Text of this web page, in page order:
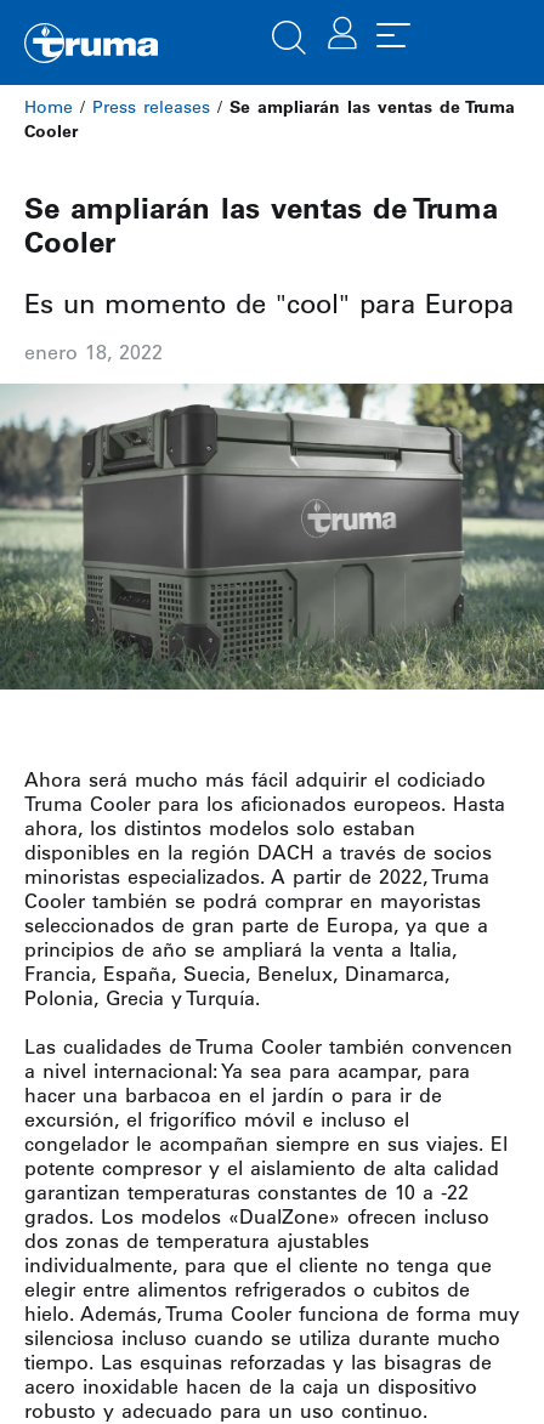
Home / Press releases / Se ampliarán las ventas de Truma
Cooler
Se ampliarán las ventas de Truma
Cooler
Es un momento de "cool" para Europa
enero 18, 2022
Ahora será mucho más fácil adquirir el codiciado
Truma Cooler para los aficionados europeos. Hasta
ahora, los distintos modelos solo estaban
disponibles en la región DACH a través de socios
minoristas especializados. A partir de 2022, Truma
Cooler también se podrá comprar en mayoristas
seleccionados de gran parte de Europa, ya que a
principios de año se ampliará la venta a Italia,
Francia, España, Suecia, Benelux, Dinamarca,
Polonia, Grecia y Turquía.
Las cualidades de Truma Cooler también convencen
a nivel internacional: Ya sea para acampar, para
hacer una barbacoa en el jardín o para ir de
excursión, el frigorífico móvil e incluso el
congelador le acompañan siempre en sus viajes. El
potente compresor y el aislamiento de alta calidad
garantizan temperaturas constantes de 10 a -22
grados. Los modelos «DualZone» ofrecen incluso
dos zonas de temperatura ajustables
individualmente, para que el cliente no tenga que
elegir entre alimentos refrigerados o cubitos de
hielo. Además, Truma Cooler funciona de forma muy
silenciosa incluso cuando se utiliza durante mucho
tiempo. Las esquinas reforzadas y las bisagras de
acero inoxidable hacen de la caja un dispositivo
robusto y adecuado para un uso continuo.